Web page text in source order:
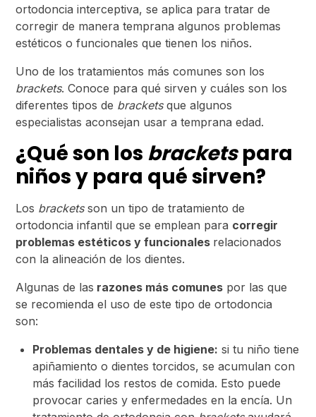
ortodoncia interceptiva, se aplica para tratar de
corregir de manera temprana algunos problemas
estéticos o funcionales que tienen los niños.
Uno de los tratamientos más comunes son los
brackets. Conoce para qué sirven y cuáles son los
diferentes tipos de bracketsque algunos
especialistas aconsejan usar a temprana edad.
¿Qué son los bracketspara
niños y para qué sirven?
Los bracketsson un tipo de tratamiento de
ortodoncia infantil que se emplean para corregir
problemas estéticos y funcionales relacionados
con la alineación de los dientes.
Algunas de las razones más comunes por las que
se recomienda el uso de este tipo de ortodoncia
son:
Problemas dentales y de higiene: si tu niño tiene
apiñamiento o dientes torcidos, se acumulan con
más facilidad los restos de comida. Esto puede
provocar caries y enfermedades en la encía. Un